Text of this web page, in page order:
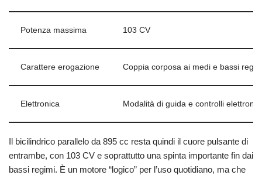
Potenza massima 103 CV
Carattere erogazione Coppia corposa ai medi e bassi
Elettronica Modalità di guida e controlli
Il bicilindrico parallelo da 895 cc resta quindi il cuore pulsante di
entrambe, con 103 CV e soprattutto una spinta importante fin dai
bassi regimi. È un motore “logico” per l’uso quotidiano, ma che